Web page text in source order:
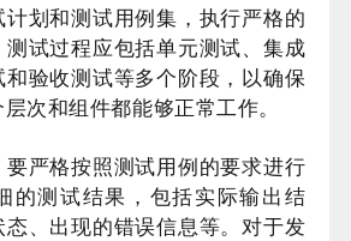
划和测试用例集，执行严格的
试过程应包括单元测试、集成
验收测试等多个阶段，以确保
次和组件都能够正常工作。
严格按照测试用例的要求进行
的测试结果，包括实际输出结
、出现的错误信息等。对于发